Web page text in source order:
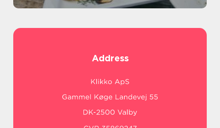
Address